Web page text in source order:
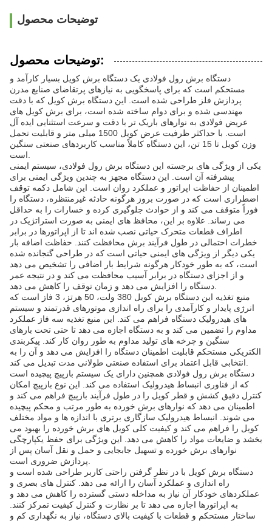
توضیحات محصول
توضیحات محصول:
دستگاه برش رول فولادی یک دستگاه برش کویل بسیار کارآمد و
مستحکم است که برای پاسخگویی به نیازهای پرتقاضای صنایع مدرن
پردازش فلز طراحی شده است. این دستگاه برش کویل که با دقت
مهندسی شده و برای دوام ساخته شده است، برای برش کویل های
عریض فولادی به نوارهای باریک تر با دقت و سرعت استثنایی ایده آل
است. با حداکثر ظرفیت عرض کویل 1500 میلی متر و قابلیت تحمل
وزن کویل تا 15 تن، این دستگاه کاملاً مناسب کاربردهای صنعتی سنگین
یکی از ویژگی های برجسته این دستگاه برش رول فولادی، سیستم ایمنی
پیشرفته آن است. این دستگاه مجهز به چندین ویژگی ایمنی برای
اطمینان از حفاظت اپراتور و عملکرد روان است. این شامل دکمه توقف
اضطراری است که در صورت بروز هرگونه حادثه غیرمنتظره، دستگاه را
فوراً متوقف می کند و از حوادث جلوگیری کرده و خسارات را به حداقل
می رساند. علاوه بر این، محافظ های ایمنی به صورت استراتژیک در
اطراف قطعات متحرک حیاتی نصب شده اند تا از اپراتورها در برابر
خطرات احتمالی در طول فرآیند برش محافظت کنند. حفاظت اضافه بار
یکی دیگر از ویژگی های ایمنی حیاتی است که در طراحی گنجانده شده
است، که به طور خودکار هرگونه شرایط بار اضافی را تشخیص می دهد
و از اجزای دستگاه در برابر آسیب محافظت می کند و در نتیجه عمر
منبع تغذیه این دستگاه برش کویل 380 ولت، 50 هرتز، 3 فاز است که
انرژی پایدار و کارآمدی را برای راه اندازی موتورهای قدرتمند و سیستم
های هیدرولیک دستگاه فراهم می کند. این منبع تغذیه سه فاز عملکرد
مداوم را تضمین می کند و به دستگاه اجازه می دهد تا حتی تحت بارهای
سنگین و چرخه های تولید مداوم به طور روان کار کند. پیکربندی
الکتریکی مستحکم قابلیت اطمینان دستگاه را افزایش می دهد و آن را به
دستگاه برش رول فولادی همچنین دارای یک سیستم بازپیچ پیچیده است
که از فناوری انبساط هیدرولیک استفاده می کند. این نوع بازپیچ امکان
کنترل دقیق کشش و قطر کویل را در طول فرآیند بازپیچ فراهم می کند و
اطمینان می دهد که نوارهای برش خورده به طور مرتب و محکم پیچیده
می شوند. انبساط هیدرولیک سازگاری برتری با اندازه ها و مواد مختلف
کویل را فراهم می کند و کیفیت کلی کویل های برش خورده را بهبود می
بخشد و ضایعات مواد را کاهش می دهد. این ویژگی برای حفظ یکپارچگی
نوارهای برش خورده و تسهیل جابجایی و حمل و نقل آسان پس از
دستگاه برش کویل با در نظر گرفتن راحتی کاربر طراحی شده است و
راه اندازی و عملکرد آسان را ارائه می دهد. کنترل های بصری و
عملکردهای خودکار آن نیاز به مداخله دستی گسترده را کاهش می دهد و
به اپراتورها اجازه می دهد تا بر نظارت و کنترل کیفیت تمرکز کنند.
ساختار مستحکم و قطعات با کیفیت بالای دستگاه، نیاز به نگهداری کم و